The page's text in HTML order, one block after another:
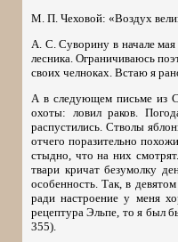
М. П. Чеховой: «Воздух
А. С. Суворину в начале
лесника. Ограничиваюсь
своих челноках. Встаю я
А в следующем письме из
охоты: ловил раков.
распустились. Стволы
отчего поразительно
стыдно, что на них
твари кричат безумолку
особенность. Так, в
ради настроение у меня
рецептура Эльпе, то я был
355).